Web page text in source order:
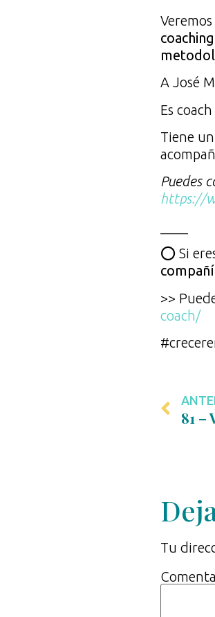
coaching
A José
Es
Tiene
Puedes
https://
⭕ Si
>>
coach/
Tu